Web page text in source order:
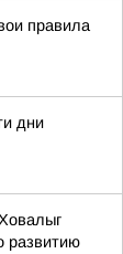
правила
дни
развитию